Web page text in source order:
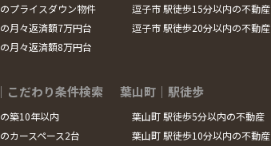
プライスダウン物件
月々返済額7万円台
月々返済額8万円台
逗子市 駅徒歩15分以内の不動産
逗子市 駅徒歩20分以内の不動産
こだわり条件検索
築10年以内
カースペース2台
葉山町｜駅徒歩
葉山町 駅徒歩5分以内の不動産
葉山町 駅徒歩10分以内の不動産